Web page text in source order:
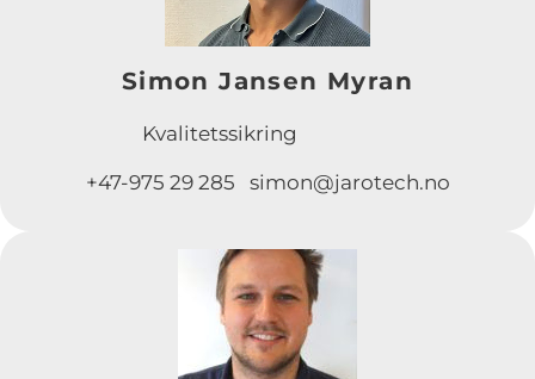
Simon Jansen Myran
Kvalitetssikring
+47-975 29 285 simon@jarotech.no